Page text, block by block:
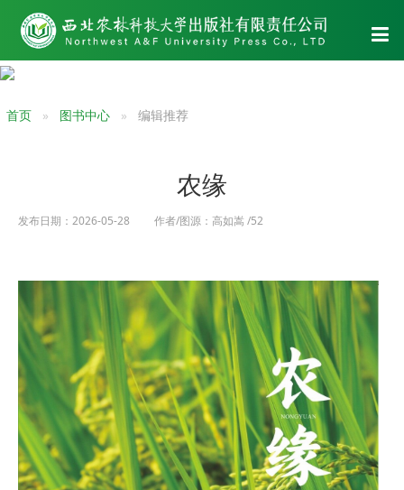
首页 图书中心 编辑推荐
农缘
发布日期：2026-05-28 作者/图源：高如嵩 /52